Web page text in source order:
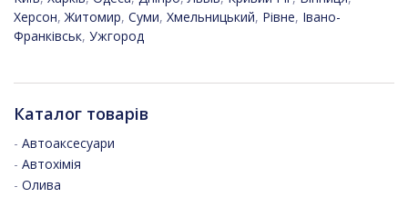
Херсон,Житомир, Суми, Хмельницький, Рівне, Івано-
Франківськ, Ужгород
Каталог товарів
- Автоаксесуари
- Автохімія
- Олива